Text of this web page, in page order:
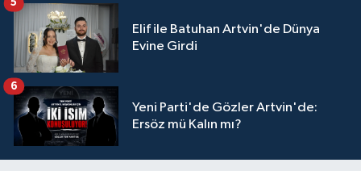
Elif ile Batuhan Artvin'de Dünya
Evine Girdi
5
Yeni Parti'de Gözler Artvin'de:
Ersöz mü Kalın mı?
6